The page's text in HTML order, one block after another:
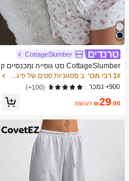
CottageSlumber
CottageSlumber סט גופייה ומכנסיים ק
צרים סרוגים עם שוליים נצנצים וקונטרס
ט תחרה
1# רבי מכר
900+ נמכר
(100+)
₪29.00 משוער